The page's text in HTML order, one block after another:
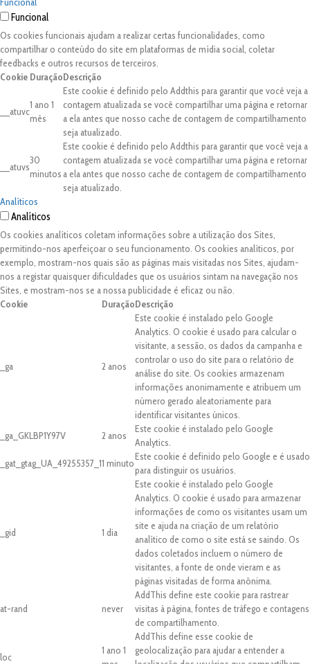
Funcional
Os cookies funcionais ajudam a realizar certas funcionalidades, como
compartilhar o conteúdo do site em plataformas de mídia social, coletar
feedbacks e outros recursos de terceiros.
Cookie DuraçãoDescrição
__atuvc
1 ano 1
mês
Este cookie é definido pelo Addthis para garantir que você veja a
contagem atualizada se você compartilhar uma página e retornar
a ela antes que nosso cache de contagem de compartilhamento
seja atualizado.
__atuvs
30
minutos
Este cookie é definido pelo Addthis para garantir que você veja a
contagem atualizada se você compartilhar uma página e retornar
a ela antes que nosso cache de contagem de compartilhamento
seja atualizado.
Analíticos
Analíticos
Os cookies analíticos coletam informações sobre a utilização dos Sites,
permitindo-nos aperfeiçoar o seu funcionamento. Os cookies analíticos, por
exemplo, mostram-nos quais são as páginas mais visitadas nos Sites, ajudam-
nos a registar quaisquer dificuldades que os usuários sintam na navegação nos
Sites, e mostram-nos se a nossa publicidade é eficaz ou não.
Cookie
DuraçãoDescrição
_ga 2 anos
Este cookie é instalado pelo Google
Analytics. O cookie é usado para calcular o
visitante, a sessão, os dados da campanha e
controlar o uso do site para o relatório de
análise do site. Os cookies armazenam
informações anonimamente e atribuem um
número gerado aleatoriamente para
identificar visitantes únicos.
_ga_GKLBP1Y97V
2 anos
Este cookie é instalado pelo Google
Analytics.
_gat_gtag_UA_49255357_11 minuto
Este cookie é definido pelo Google e é usado
para distinguir os usuários.
_gid 1 dia
Este cookie é instalado pelo Google
Analytics. O cookie é usado para armazenar
informações de como os visitantes usam um
site e ajuda na criação de um relatório
analítico de como o site está se saindo. Os
dados coletados incluem o número de
visitantes, a fonte de onde vieram e as
páginas visitadas de forma anônima.
at-rand never
AddThis define este cookie para rastrear
visitas à página, fontes de tráfego e contagens
de compartilhamento.
loc
1 ano 1
AddThis define esse cookie de
geolocalização para ajudar a entender a